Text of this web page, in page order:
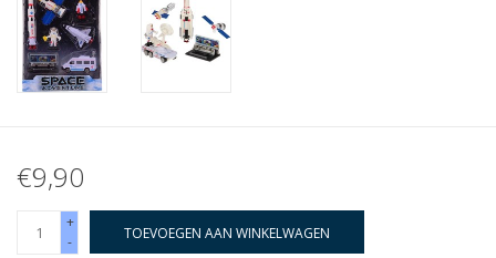
Cadeaubonnen
€9,90
+
-
TOEVOEGEN AAN WINKELWAGEN